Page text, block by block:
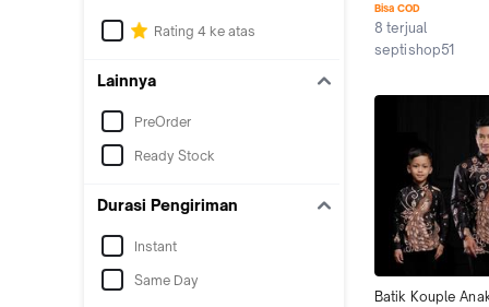
Rating 4 ke atas
Lainnya
PreOrder
Ready Stock
Durasi Pengiriman
Instant
Same Day
Premium -
Kebaya, Setelan,
Bisa COD
8 terjual
septishop51
Batik Kouple